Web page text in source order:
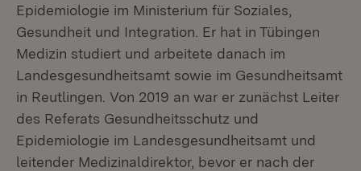
Epidemiologie im Ministerium für Soziales,
Gesundheit und Integration. Er hat in Tübingen
Medizin studiert und arbeitete danach im
Landesgesundheitsamt sowie im Gesundheitsamt
in Reutlingen. Von 2019 an war er zunächst Leiter
des Referats Gesundheitsschutz und
Epidemiologie im Landesgesundheitsamt und
leitender Medizinaldirektor, bevor er nach der